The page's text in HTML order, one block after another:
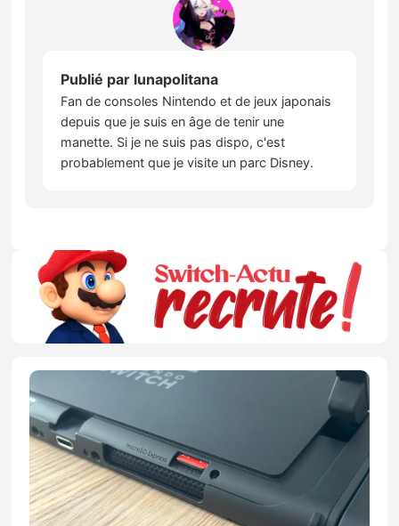
Publié par lunapolitana
Fan de consoles Nintendo et de jeux japonais
depuis que je suis en âge de tenir une
manette. Si je ne suis pas dispo, c'est
probablement que je visite un parc Disney.